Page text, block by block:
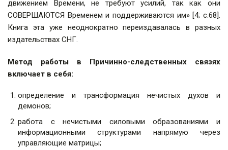
движением Времени, не требуют усилий, так как они
СОВЕРШАЮТСЯ Временем и поддерживаются им» [4; с.68].
Книга эта уже неоднократно переиздавалась в разных
издательствах СНГ.
Метод работы в Причинно-следственных связях
включает в себя:
определение и трансформация нечистых духов и
демонов;
работа с нечистыми силовыми образованиями и
информационными структурами напрямую через
управляющие матрицы;